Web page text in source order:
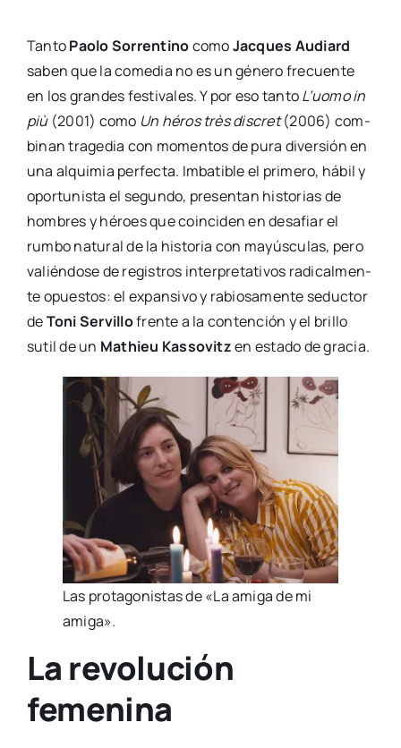
Tan­toPao­lo Sorren­tinocomoJac­ques Audiard
saben que la come­dia no es un géne­ro fre­cuen­te
en los gran­des fes­ti­va­les. Y por eso tan­toL’uomo in
più(2001) como Un héros très dis­cret(2006) com­
bi­nan tra­ge­dia con momen­tos de pura diver­sión en
una alqui­mia per­fec­ta. Imba­ti­ble el pri­me­ro, hábil y
opor­tu­nis­ta el segun­do, pre­sen­tan his­to­rias de
hom­bres y héroes que coin­ci­den en desa­fiar el
rum­bo natu­ral de la his­to­ria con mayús­cu­las, pero
valién­do­se de regis­tros inter­pre­ta­ti­vos radi­cal­men­
te opues­tos: el expan­si­vo y rabio­sa­men­te seduc­tor
deToni Ser­vi­llofren­te a la con­ten­ción y el bri­llo
sutil de un Mathieu Kas­so­vitzen esta­do de gra­cia.
Las pro­ta­go­nis­tas de «La ami­ga de mi
ami­ga».
La revolución
femenina